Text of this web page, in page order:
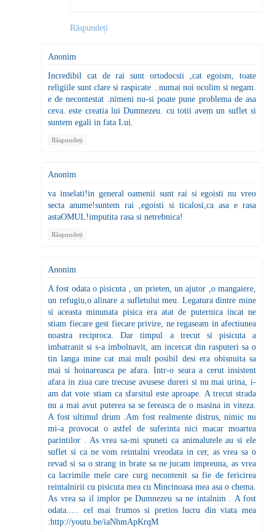
Răspundeți
Anonim
Incredibil cat de rai sunt ortodocsii ,cat egoism, toate
religiile sunt clare si raspicate ..numai noi ocolim si negam.
e de necontestat .nimeni nu-si poate pune problema de asa
ceva. este creatia lui Dumnezeu. cu totii avem un suflet si
suntem egali in fata Lui.
Răspundeți
Anonim
va inselati!in general oamenii sunt rai si egoisti nu vreo
secta anume!suntem rai ,egoisti si ticalosi,ca asa e rasa
astaOMUL!imputita rasa si netrebnica!
Răspundeți
Anonim
A fost odata o pisicuta , un prieten, un ajutor ,o mangaiere,
un refugiu,o alinare a sufletului meu. Legatura dintre mine
si aceasta minunata pisica era atat de puternica incat ne
stiam fiecare gest fiecare privire, ne regaseam in afectiunea
noastra reciproca. Dar timpul a trecut si pisicuta a
imbatranit si s-a imbolnavit, am incercat din rasputeri sa o
tin langa mine cat mai mult posibil desi era obisnuita sa
mai si hoinareasca pe afara. Intr-o seara a cerut insistent
afara in ziua care trecuse avusese dureri si nu mai urina, i-
am dat voie stiam ca sfarsitul este aproape. A trecut strada
nu a mai avut puterea sa se fereasca de o masina in viteza.
A fost ultimul drum .Am fost realmente distrus, nimic nu
mi-a provocat o astfel de suferinta nici macar moartea
parintilor . As vrea sa-mi spuneti ca animalutele au si ele
suflet si ca ne vom reintalni vreodata in cer, as vrea sa o
revad si sa o strang in brate sa ne jucam impreuna, as vrea
ca lacrimile mele care curg necontenit sa fie de fericirea
reintalnirii cu pisicuta mea cu Mincinoasa mea asa o chema.
As vrea sa il implor pe Dumnezeu sa ne intalnim . A fost
odata..... cel mai frumos si pretios lucru din viata mea
:http://youtu.be/iaNhmApKrqM